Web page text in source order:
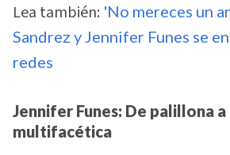
Lea también: 'No mereces un
Sandrez y Jennifer Funes se
redes
Jennifer Funes: De palillona
multifacética